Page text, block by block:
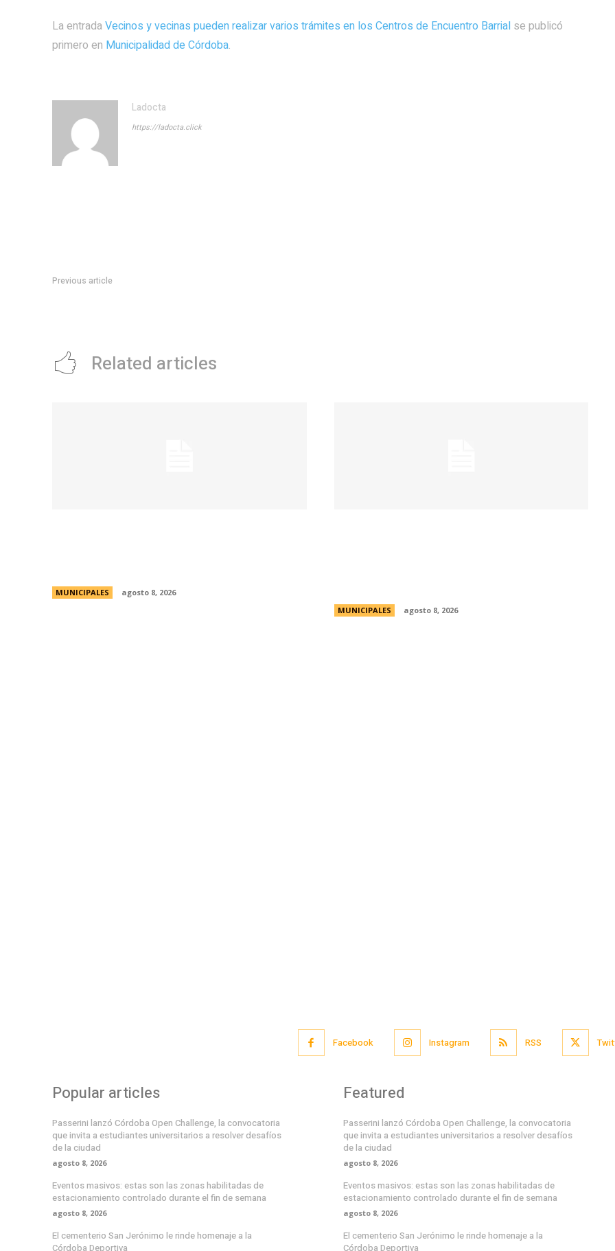
La entradaVecinos y vecinas pueden realizar varios trámites en los Centros de Encuentro Barrial se publicó
primero en Municipalidad de Córdoba.
Ladocta
https://ladocta.click
Previous article
Related articles
MUNICIPALES agosto 8, 2026
MUNICIPALES agosto 8, 2026
Facebook Instagram RSS
Popular articles
Passerini lanzó Córdoba Open Challenge, la convocatoria
que invita a estudiantes universitarios a resolver desafíos
de la ciudad
agosto 8, 2026
Eventos masivos: estas son las zonas habilitadas de
estacionamiento controlado durante el fin de semana
agosto 8, 2026
El cementerio San Jerónimo le rinde homenaje a la
Córdoba Deportiva
Featured
Passerini lanzó Córdoba Open Challenge, la convocatoria
que invita a estudiantes universitarios a resolver desafíos
de la ciudad
agosto 8, 2026
Eventos masivos: estas son las zonas habilitadas de
estacionamiento controlado durante el fin de semana
agosto 8, 2026
El cementerio San Jerónimo le rinde homenaje a la
Córdoba Deportiva